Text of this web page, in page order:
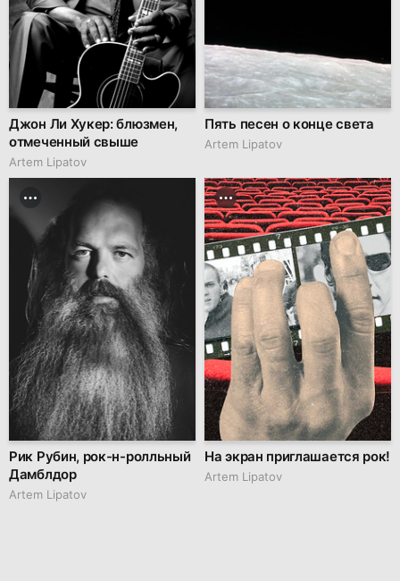
Джон Ли Хукер: блюзмен,
отмеченный свыше
Artem Lipatov
Пять песен о конце света
Artem Lipatov
Рик Рубин, рок-н-ролльный
Дамблдор
Artem Lipatov
На экран приглашается рок!
Artem Lipatov